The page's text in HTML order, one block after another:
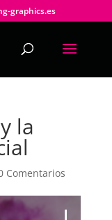
graphics.es
la
Comentarios